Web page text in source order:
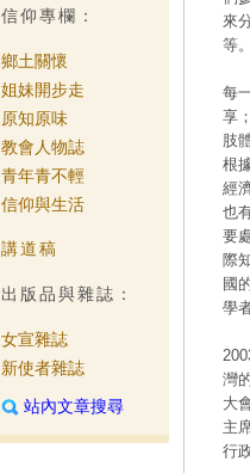
信仰專欄：
鄉土關懷
姐妹開步走
原知原味
教會人物誌
青年青不輕
信仰與生活
講道稿
出版品與雜誌：
女宣雜誌
新使者雜誌
站內文章搜尋
來
等。
每
享
肢
根
經
也
要
際
國
學
灣
大
主
行